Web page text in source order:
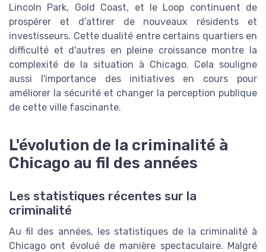
Lincoln Park, Gold Coast, et le Loop continuent de
prospérer et d’attirer de nouveaux résidents et
investisseurs. Cette dualité entre certains quartiers en
difficulté et d'autres en pleine croissance montre la
complexité de la situation à Chicago. Cela souligne
aussi l'importance des initiatives en cours pour
améliorer la sécurité et changer la perception publique
de cette ville fascinante.
L'évolution de la criminalité à
Chicago au fil des années
Les statistiques récentes sur la
criminalité
Au fil des années, les statistiques de la criminalité à
Chicago ont évolué de manière spectaculaire. Malgré